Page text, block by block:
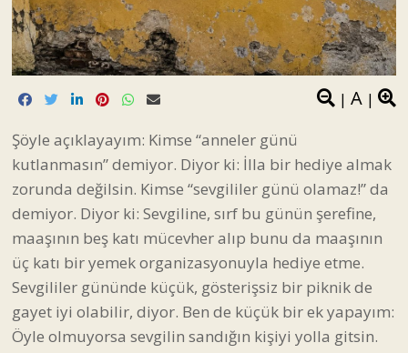
| A |
Şöyle açıklayayım: Kimse “anneler günü
kutlanmasın” demiyor. Diyor ki: İlla bir hediye almak
zorunda değilsin. Kimse “sevgililer günü olamaz!” da
demiyor. Diyor ki: Sevgiline, sırf bu günün şerefine,
maaşının beş katı mücevher alıp bunu da maaşının
üç katı bir yemek organizasyonuyla hediye etme.
Sevgililer gününde küçük, gösterişsiz bir piknik de
gayet iyi olabilir, diyor. Ben de küçük bir ek yapayım:
Öyle olmuyorsa sevgilin sandığın kişiyi yolla gitsin.